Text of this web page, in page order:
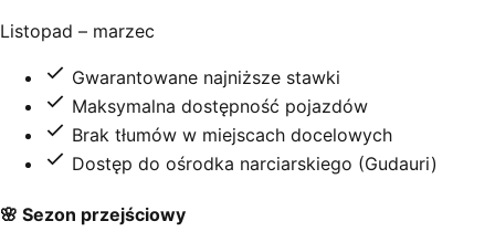
Listopad – marzec
Gwarantowane najniższe stawki
Maksymalna dostępność pojazdów
Brak tłumów w miejscach docelowych
Dostęp do ośrodka narciarskiego (Gudauri)
🌸 Sezon przejściowy